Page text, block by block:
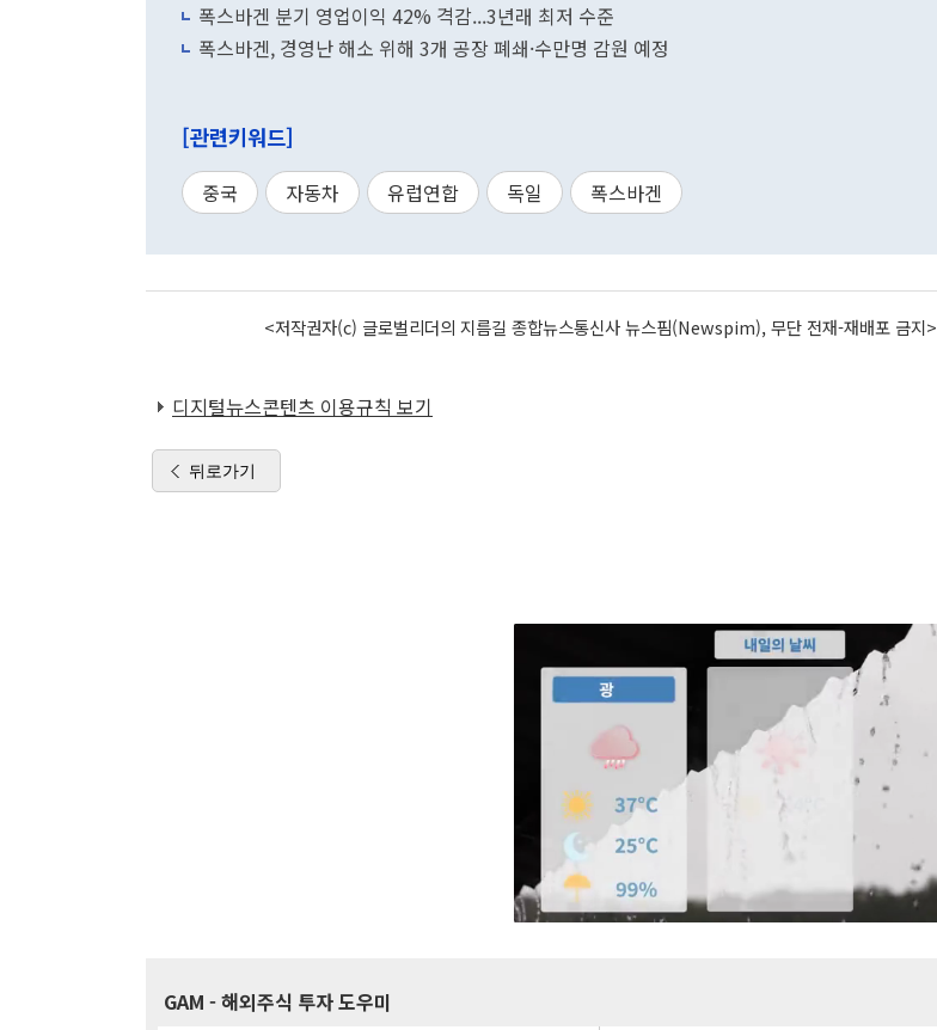
폭스바겐 분기 영업이익 42% 격감...3년래 최저 수준
폭스바겐, 경영난 해소 위해 3개 공장 폐쇄·수만명 감원 예정
[관련키워드]
중국 자동차 유럽연합 독일 폭스바겐
<저작권자(c) 글로벌리더의 지름길 종합뉴스통신사 뉴스핌(Newspim), 무단 전재-재배포 금지>
디지털뉴스콘텐츠 이용규칙 보기
뒤로가기
GAM - 해외주식 투자 도우미